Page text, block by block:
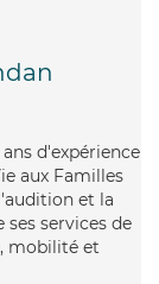
d'expérience
aux Familles
et la
services de
mobilité et